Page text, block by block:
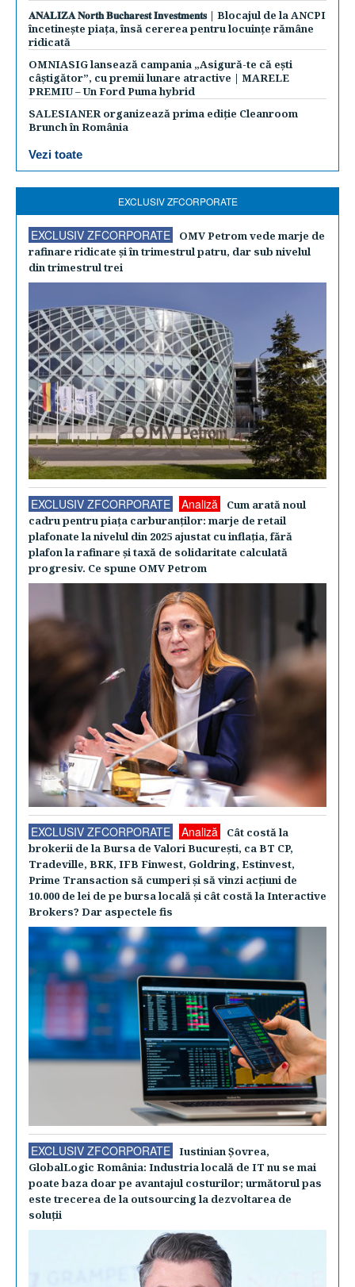
𝐀𝐍𝐀𝐋𝐈𝐙𝐀 𝐍𝐨𝐫𝐭𝐡 𝐁𝐮𝐜𝐡𝐚𝐫𝐞𝐬𝐭 𝐈𝐧𝐯𝐞𝐬𝐭𝐦𝐞𝐧𝐭𝐬 | Blocajul de la ANCPI
încetinește piața, însă cererea pentru locuințe rămâne
ridicată
OMNIASIG lansează campania „Asigură-te că ești
câștigător”, cu premii lunare atractive | MARELE
PREMIU – Un Ford Puma hybrid
SALESIANER organizează prima ediție Cleanroom
Brunch în România
Vezi toate
EXCLUSIV ZFCORPORATE
EXCLUSIV ZFCORPORATE
OMV Petrom vede marje de
rafinare ridicate şi în trimestrul patru, dar sub nivelul
din trimestrul trei
EXCLUSIV ZFCORPORATE Analiză
Cum arată noul
cadru pentru piaţa carburanţilor: marje de retail
plafonate la nivelul din 2025 ajustat cu inflaţia, fără
plafon la rafinare şi taxă de solidaritate calculată
progresiv. Ce spune OMV Petrom
EXCLUSIV ZFCORPORATE Analiză
Cât costă la
brokerii de la Bursa de Valori Bucureşti, ca BT CP,
Tradeville, BRK, IFB Finwest, Goldring, Estinvest,
Prime Transaction să cumperi şi să vinzi acţiuni de
10.000 de lei de pe bursa locală şi cât costă la Interactive
Brokers? Dar aspectele fis
EXCLUSIV ZFCORPORATE
Iustinian Şovrea,
GlobalLogic România: Industria locală de IT nu se mai
poate baza doar pe avantajul costurilor; următorul pas
este trecerea de la outsourcing la dezvoltarea de
soluţii